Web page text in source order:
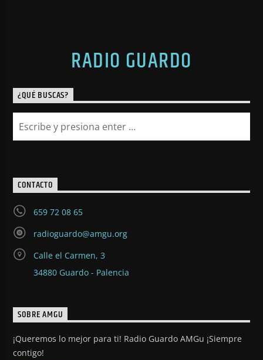
RADIO GUARDO
¿QUÉ BUSCAS?
CONTACTO
659 72 08 65
radioguardo@amgu.org
Calle el Carmen, 3
34880 Guardo - Palencia
SOBRE AMGU
¡Queremos lo mejor para ti! Radio Guardo AMGu ¡Siempre
contigo!